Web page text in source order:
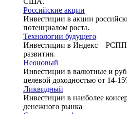
Российские акции
Инвестиции в акции
потенциалом роста.
Технологии будущего
Инвестиции в Индекс – РСПП
развития.
Неоновый
Инвестиции в валютные и
целевой доходностью от 14-
Ликвидный
Инвестиции в наиболее
денежного рынка